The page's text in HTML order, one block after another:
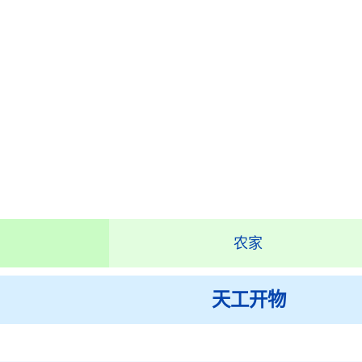
农家
天工开物